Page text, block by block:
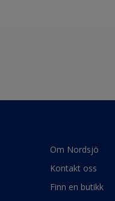
Om Nordsjö
Kontakt oss
Finn en butikk